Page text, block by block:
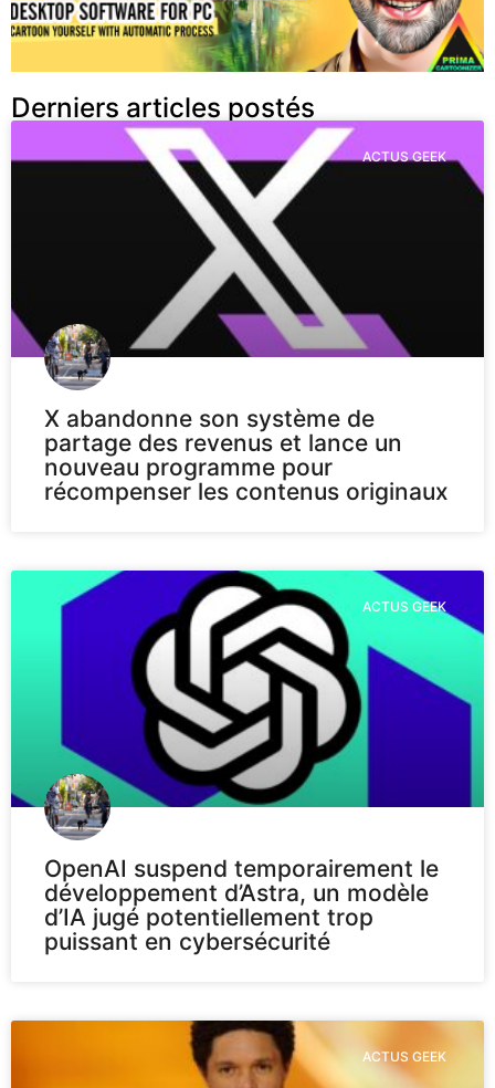
Derniers articles postés
ACTUS GEEK
X abandonne son système de
partage des revenus et lance un
nouveau programme pour
récompenser les contenus originaux
ACTUS GEEK
OpenAI suspend temporairement le
développement d’Astra, un modèle
d’IA jugé potentiellement trop
puissant en cybersécurité
ACTUS GEEK